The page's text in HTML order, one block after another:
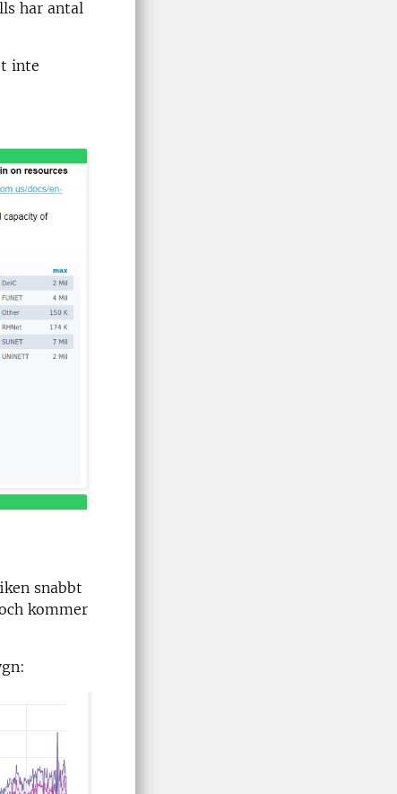
har antal
inte
snabbt
kommer